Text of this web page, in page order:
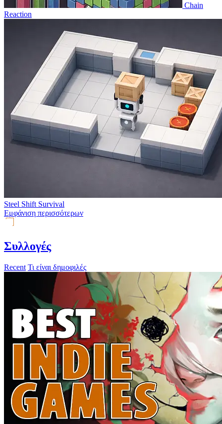
Chain
Reaction
Steel Shift Survival
Εμφάνιση περισσότερων
Συλλογές
Recent Τι είναι δημοφιλές